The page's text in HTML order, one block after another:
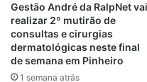
Gestão André da RalpNet vai
realizar 2º mutirão de
consultas e cirurgias
dermatológicas neste final
de semana em Pinheiro
1 semana atrás